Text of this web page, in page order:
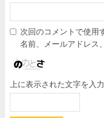
次回のコメントで使用
名前、メールアドレス
上に表示された文字を入